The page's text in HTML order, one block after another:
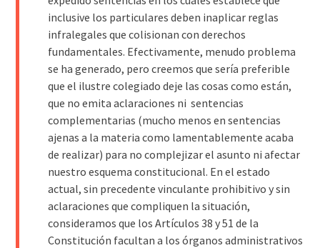
inclusive los particulares deben inaplicar reglas
infralegales que colisionan con derechos
fundamentales. Efectivamente, menudo problema
se ha generado, pero creemos que sería preferible
que el ilustre colegiado deje las cosas como están,
que no emita aclaraciones ni sentencias
complementarias (mucho menos en sentencias
ajenas a la materia como lamentablemente acaba
de realizar) para no complejizar el asunto ni afectar
nuestro esquema constitucional. En el estado
actual, sin precedente vinculante prohibitivo y sin
aclaraciones que compliquen la situación,
consideramos que los Artículos 38 y 51 de la
Constitución facultan a los órganos administrativos